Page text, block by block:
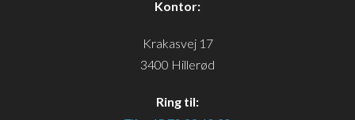
Kontor:
Krakasvej 17
3400 Hillerød
Ring til: